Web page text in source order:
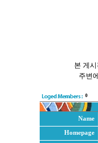
본 게
주변
0
Name
Homepage